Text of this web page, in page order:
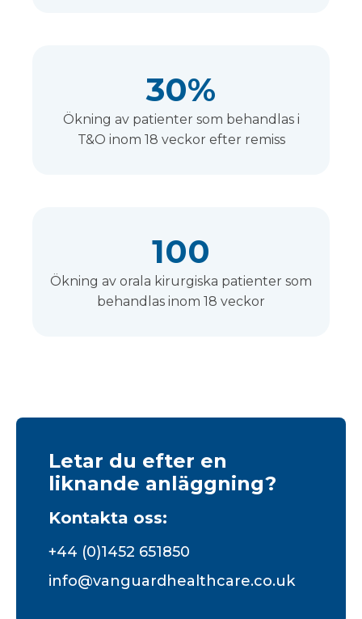
30%
Ökning av patienter som behandlas i
T&O inom 18 veckor efter remiss
100
Ökning av orala kirurgiska patienter som
behandlas inom 18 veckor
Letar du efter en
liknande anläggning?
Kontakta oss:
+44 (0)1452 651850
info@vanguardhealthcare.co.uk